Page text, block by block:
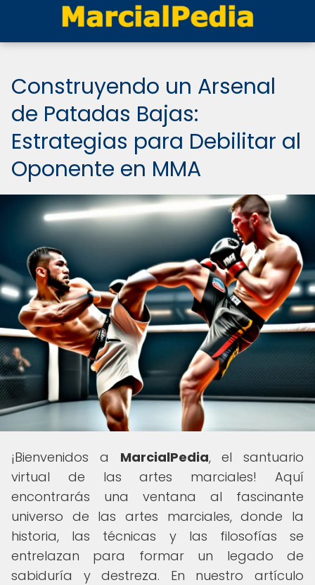
Construyendo un Arsenal
de Patadas Bajas:
Estrategias para Debilitar al
Oponente en MMA
¡Bienvenidos a MarcialPedia, el santuario
virtual de las artes marciales! Aquí
encontrarás una ventana al fascinante
universo de las artes marciales, donde la
historia, las técnicas y las filosofías se
entrelazan para formar un legado de
sabiduría y destreza. En nuestro artículo